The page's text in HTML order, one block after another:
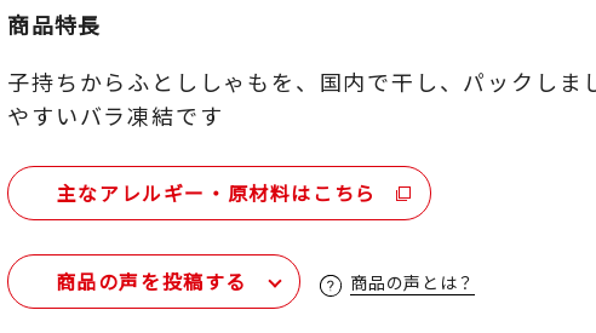
商品特長
子持ちからふとししゃもを、国内で干し、パックしま
やすいバラ凍結です
主なアレルギー・原材料はこちら
商品の声を投稿する 商品の声とは？